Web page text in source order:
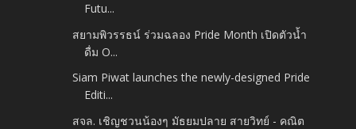
Futu...
สยามพิวรรธน์ ร่วมฉลอง Pride Month เปิดตัวน้ำ
ดื่ม O...
Siam Piwat launches the newly-designed Pride
Editi...
สจล. เชิญชวนน้องๆ มัธยมปลาย สายวิทย์ - คณิต